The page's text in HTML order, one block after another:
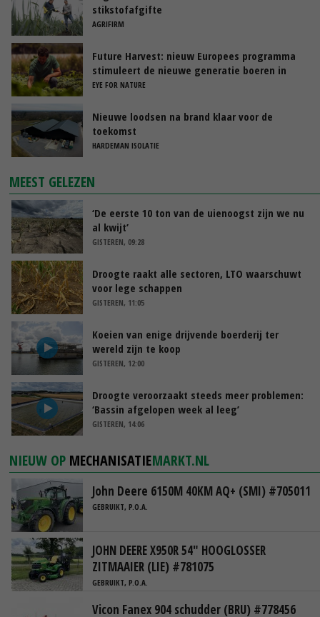
stikstofafgifte
AGRIFIRM
Future Harvest: nieuw Europees programma
stimuleert de nieuwe generatie boeren in
Nederland
EYE FOR NATURE
Nieuwe loodsen na brand klaar voor de
toekomst
HARDEMAN ISOLATIE
MEEST GELEZEN
‘De eerste 10 ton van de uienoogst zijn we nu
al kwijt’
GISTEREN, 09:28
Droogte raakt alle sectoren, LTO waarschuwt
voor lege schappen
GISTEREN, 11:05
Koeien van enige drijvende boerderij ter
wereld zijn te koop
GISTEREN, 12:00
Droogte veroorzaakt steeds meer problemen:
‘Bassin afgelopen week al leeg’
GISTEREN, 14:06
NIEUW OP MECHANISATIEMARKT.NL
John Deere 6150M 40KM AQ+ (SMI) #705011
GEBRUIKT, P.O.A.
JOHN DEERE X950R 54" HOOGLOSSER
ZITMAAIER (LIE) #781075
GEBRUIKT, P.O.A.
Vicon Fanex 904 schudder (BRU) #778456